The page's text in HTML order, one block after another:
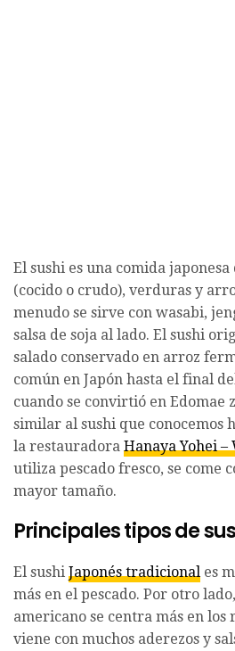
El sushi es una comida
(cocido o crudo), verduras y
menudo se sirve con wasabi,
salsa de soja al lado. El sushi
salado conservado en arroz
común en Japón hasta el final
cuando se convirtió en Edomae
similar al sushi que conocemos
la restauradora Hanaya Yohei
utiliza pescado fresco, se come
mayor tamaño.
Principales tipos de
El sushi Japonés tradicional es
más en el pescado. Por otro
americano se centra más en los
viene con muchos aderezos y